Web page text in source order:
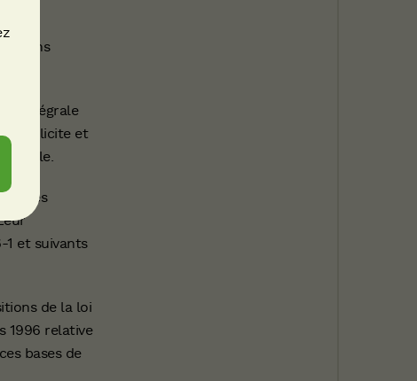
sans
intégrale
illicite et
les
et suivants
de la loi
1996 relative
bases de